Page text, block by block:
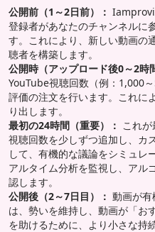
公開前（1～2日前）：
登録者があなたのチャンネルに
す。これにより、新しい動画の
聴者を構築します。
公開時（アップロード後0～2時
YouTube視聴回数（例：1,000
評価の注文を行います。これに
り出します。
最初の24時間（重要）： これ
視聴回数を少しずつ追加し、カ
して、有機的な議論をシミュレ
アルタイム分析を監視し、アル
認します。
公開後（2～7日目）： 動画が有
は、勢いを維持し、動画が「お
を助けるために、より小さな持